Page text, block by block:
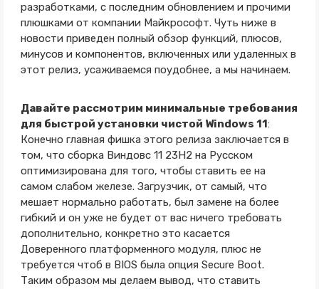
разработками, с последним обновлением и прочими
плюшками от компании Майкрософт. Чуть ниже в
новости приведен полный обзор функций, плюсов,
минусов и компонентов, включенных или удаленных в
этот релиз, усаживаемся поудобнее, а мы начинаем.
Давайте рассмотрим минимальные требования
для быстрой установки чистой Windows 11:
Конечно главная фишка этого релиза заключается в
том, что сборка Виндовс 11 23H2 на Русском
оптимизирована для того, чтобы ставить ее на
самом слабом железе. Загрузчик, от самый, что
мешает нормально работать, был замене на более
гибкий и он уже не будет от вас ничего требовать
дополнительно, конкретно это касается
Доверенного платформенного модуля, плюс не
требуется чтоб в BIOS была опция Secure Boot.
Таким образом мы делаем вывод, что ставить